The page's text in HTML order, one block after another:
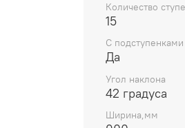
Количество
15
С подступенками
Да
Угол наклона
42 градуса
Ширина,мм